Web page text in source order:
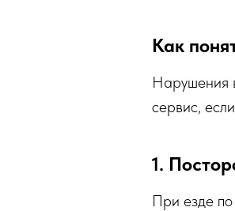
Как
Нарушения
сервис,
1.
При езде по